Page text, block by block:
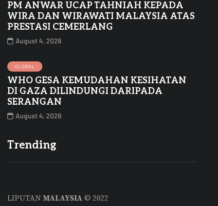
PM ANWAR UCAP TAHNIAH KEPADA
WIRA DAN WIRAWATI MALAYSIA ATAS
PRESTASI CEMERLANG
August 4, 2026
GLOBAL
WHO GESA KEMUDAHAN KESIHATAN
DI GAZA DILINDUNGI DARIPADA
SERANGAN
August 4, 2026
Trending
LIPUTAN MALAYSIA © 2022